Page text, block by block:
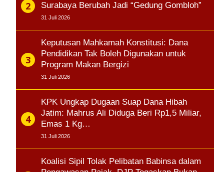
Surabaya Berubah Jadi “Gedung Gombloh”
31 Juli 2026
Keputusan Mahkamah Konstitusi: Dana
Pendidikan Tak Boleh Digunakan untuk
Program Makan Bergizi
31 Juli 2026
KPK Ungkap Dugaan Suap Dana Hibah
Jatim: Mahrus Ali Diduga Beri Rp1,5 Miliar,
Emas 1 Kg…
31 Juli 2026
Koalisi Sipil Tolak Pelibatan Babinsa dalam